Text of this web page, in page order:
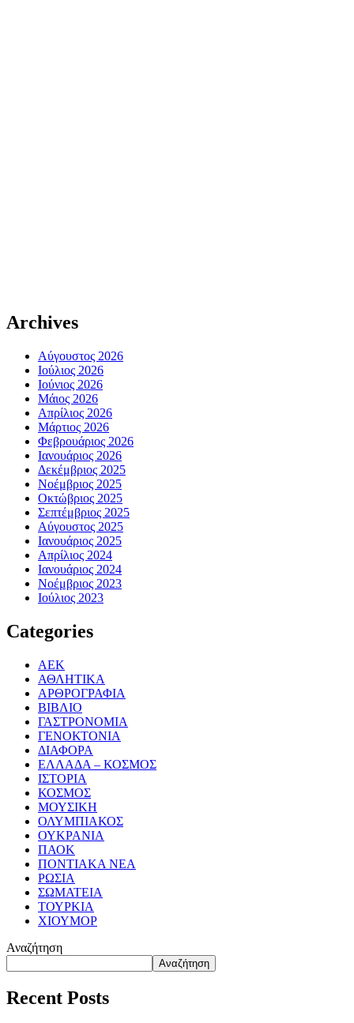
Archives
Αύγουστος 2026
Ιούλιος 2026
Ιούνιος 2026
Μάιος 2026
Απρίλιος 2026
Μάρτιος 2026
Φεβρουάριος 2026
Ιανουάριος 2026
Δεκέμβριος 2025
Νοέμβριος 2025
Οκτώβριος 2025
Σεπτέμβριος 2025
Αύγουστος 2025
Ιανουάριος 2025
Απρίλιος 2024
Ιανουάριος 2024
Νοέμβριος 2023
Ιούλιος 2023
Categories
ΑΕΚ
ΑΘΛΗΤΙΚΑ
ΑΡΘΡΟΓΡΑΦΙΑ
ΒΙΒΛΙΟ
ΓΑΣΤΡΟΝΟΜΙΑ
ΓΕΝΟΚΤΟΝΙΑ
ΔΙΑΦΟΡΑ
ΕΛΛΑΔΑ – ΚΟΣΜΟΣ
ΙΣΤΟΡΙΑ
ΚΟΣΜΟΣ
ΜΟΥΣΙΚΗ
ΟΛΥΜΠΙΑΚΟΣ
ΟΥΚΡΑΝΙΑ
ΠΑΟΚ
ΠΟΝΤΙΑΚΑ ΝΕΑ
ΡΩΣΙΑ
ΣΩΜΑΤΕΙΑ
ΤΟΥΡΚΙΑ
ΧΙΟΥΜΟΡ
Αναζήτηση
Αναζήτηση
Recent Posts